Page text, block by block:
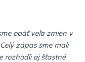
opäť veľa zmien v
zápas sme mali
rozhodli aj šťastné